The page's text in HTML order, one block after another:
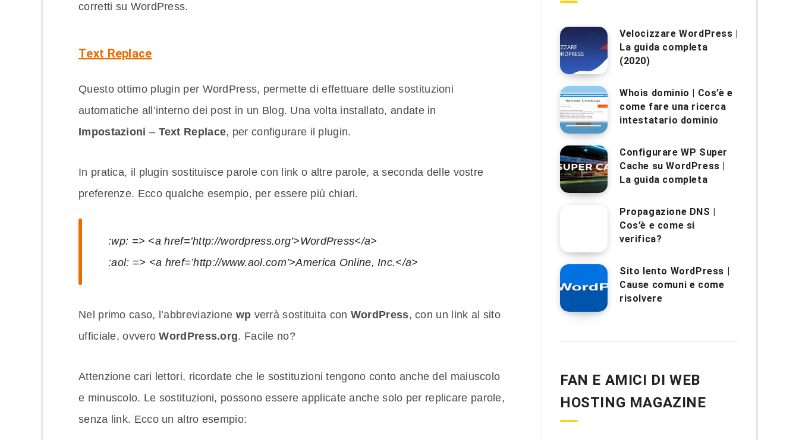
corretti su WordPress.
Text Replace
Questo ottimo plugin per WordPress, permette di effettuare delle sostituzioni
automatiche all’interno dei post in un Blog. Una volta installato, andate in
Impostazioni – Text Replace, per configurare il plugin.
In pratica, il plugin sostituisce parole con link o altre parole, a seconda delle vostre
preferenze. Ecco qualche esempio, per essere più chiari.
:wp: => <a href=’http://wordpress.org’>WordPress</a>
:aol: => <a href=’http://www.aol.com’>America Online, Inc.</a>
Nel primo caso, l’abbreviazione wp verrà sostituita con WordPress, con un link al sito
ufficiale, ovveroWordPress.org. Facile no?
Attenzione cari lettori, ricordate che le sostituzioni tengono conto anche del maiuscolo
e minuscolo. Le sostituzioni, possono essere applicate anche solo per replicare parole,
senza link. Ecco un altro esempio:
Velocizzare WordPress |
La guida completa
(2020)
Whois dominio | Cos’è e
come fare una ricerca
intestatario dominio
Configurare WP Super
Cache su WordPress |
La guida completa
Propagazione DNS |
Cos’è e come si
verifica?
Sito lento WordPress |
Cause comuni e come
risolvere
FAN E AMICI DI WEB
HOSTING MAGAZINE